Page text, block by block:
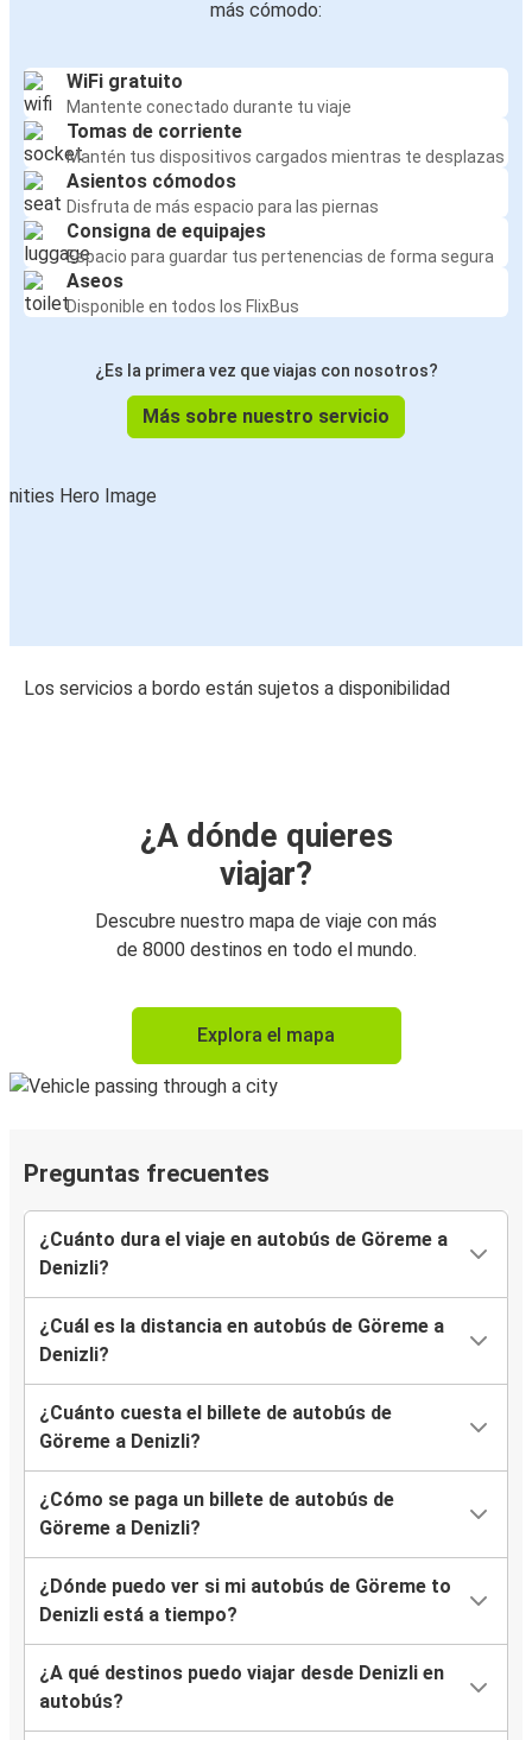
más cómodo:
WiFi gratuito
Mantente conectado durante tu viaje
Tomas de corriente
Mantén tus dispositivos cargados mientras te desplazas
Asientos cómodos
Disfruta de más espacio para las piernas
Consigna de equipajes
Espacio para guardar tus pertenencias de forma segura
Aseos
Disponible en todos los FlixBus
¿Es la primera vez que viajas con nosotros?
Más sobre nuestro servicio
Los servicios a bordo están sujetos a disponibilidad
¿A dónde quieres
viajar?
Descubre nuestro mapa de viaje con más
de 8000 destinos en todo el mundo.
Explora el mapa
Preguntas frecuentes
¿Cuánto dura el viaje en autobús de Göreme a
Denizli?
¿Cuál es la distancia en autobús de Göreme a
Denizli?
¿Cuánto cuesta el billete de autobús de
Göreme a Denizli?
¿Cómo se paga un billete de autobús de
Göreme a Denizli?
¿Dónde puedo ver si mi autobús de Göreme to
Denizli está a tiempo?
¿A qué destinos puedo viajar desde Denizli en
autobús?